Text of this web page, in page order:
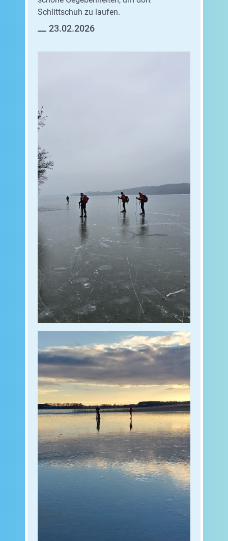
Schlittschuh zu laufen.
23.02.2026